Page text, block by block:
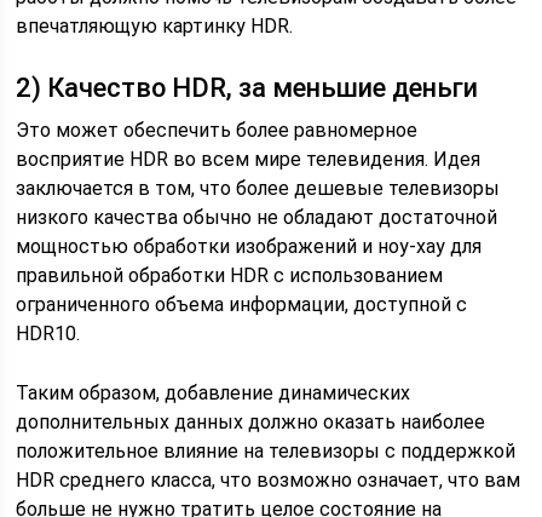
впечатляющую картинку HDR.
2) Качество HDR, за меньшие деньги
Это может обеспечить более равномерное
восприятие HDR во всем мире телевидения. Идея
заключается в том, что более дешевые телевизоры
низкого качества обычно не обладают достаточной
мощностью обработки изображений и ноу-хау для
правильной обработки HDR с использованием
ограниченного объема информации, доступной с
HDR10.
Таким образом, добавление динамических
дополнительных данных должно оказать наиболее
положительное влияние на телевизоры с поддержкой
HDR среднего класса, что возможно означает, что вам
больше не нужно тратить целое состояние на